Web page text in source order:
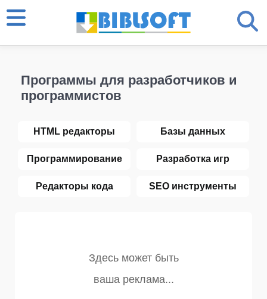
Программы для разработчиков и
программистов
HTML редакторы Базы данных
Программирование Разработка игр
Редакторы кода SEO инструменты